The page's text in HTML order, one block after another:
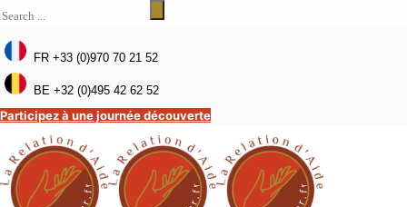
FR +33 (0)970 70 21 52
BE +32 (0)495 42 62 52
Participez à une journée découverte